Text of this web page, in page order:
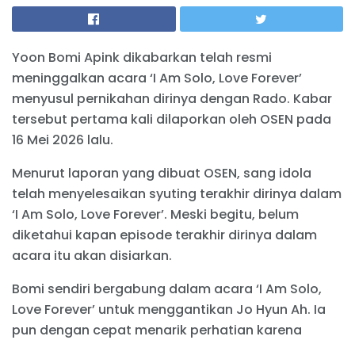
Yoon Bomi Apink dikabarkan telah resmi
meninggalkan acara ‘I Am Solo, Love Forever’
menyusul pernikahan dirinya dengan Rado. Kabar
tersebut pertama kali dilaporkan oleh OSEN pada
16 Mei 2026 lalu.
Menurut laporan yang dibuat OSEN, sang idola
telah menyelesaikan syuting terakhir dirinya dalam
‘I Am Solo, Love Forever’. Meski begitu, belum
diketahui kapan episode terakhir dirinya dalam
acara itu akan disiarkan.
Bomi sendiri bergabung dalam acara ‘I Am Solo,
Love Forever’ untuk menggantikan Jo Hyun Ah. Ia
pun dengan cepat menarik perhatian karena